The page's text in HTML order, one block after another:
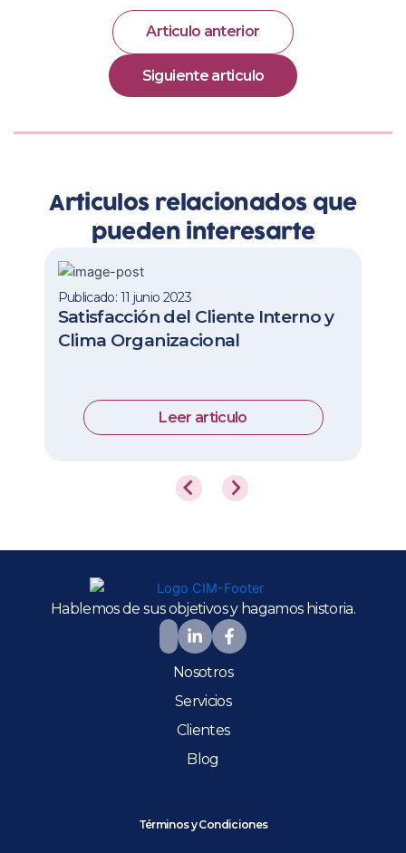
Articulo anterior
Siguiente articulo
Articulos relacionados que
pueden interesarte
Publicado: 11 junio 2023
Satisfacción del Cliente Interno y
Clima Organizacional
Leer articulo
Hablemos de sus objetivos y hagamos historia.
Nosotros
Servicios
Clientes
Blog
Términos y Condiciones